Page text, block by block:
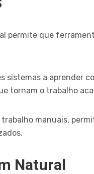
permite que
a aprender
tornam o trabalho
manuais,
Natural